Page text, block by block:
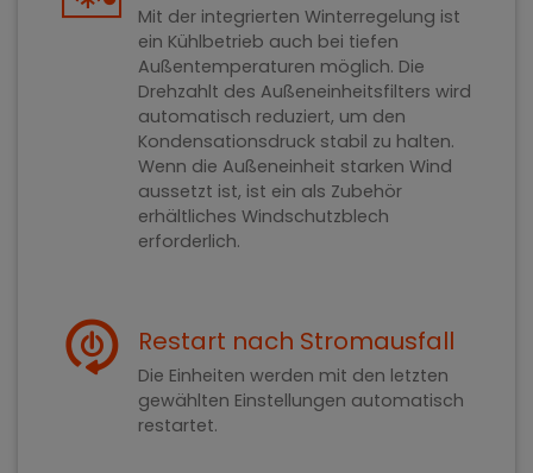
Mit der integrierten Winterregelung ist
ein Kühlbetrieb auch bei tiefen
Außentemperaturen möglich. Die
Drehzahlt des Außeneinheitsfilters wird
automatisch reduziert, um den
Kondensationsdruck stabil zu halten.
Wenn die Außeneinheit starken Wind
aussetzt ist, ist ein als Zubehör
erhältliches Windschutzblech
erforderlich.
Restart nach Stromausfall
Die Einheiten werden mit den letzten
gewählten Einstellungen automatisch
restartet.